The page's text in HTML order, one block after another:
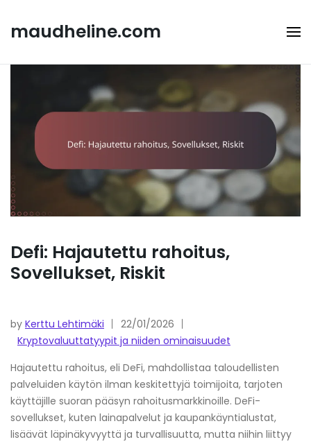
content
maudheline.com
Defi: Hajautettu rahoitus,
Sovellukset, Riskit
by Kerttu Lehtimäki
22/01/2026
Kryptovaluuttatyypit ja niiden ominaisuudet
Hajautettu rahoitus, eli DeFi, mahdollistaa taloudellisten
palveluiden käytön ilman keskitettyjä toimijoita, tarjoten
käyttäjille suoran pääsyn rahoitusmarkkinoille. DeFi-
sovellukset, kuten lainapalvelut ja kaupankäyntialustat,
lisäävät läpinäkyvyyttä ja turvallisuutta, mutta niihin liittyy